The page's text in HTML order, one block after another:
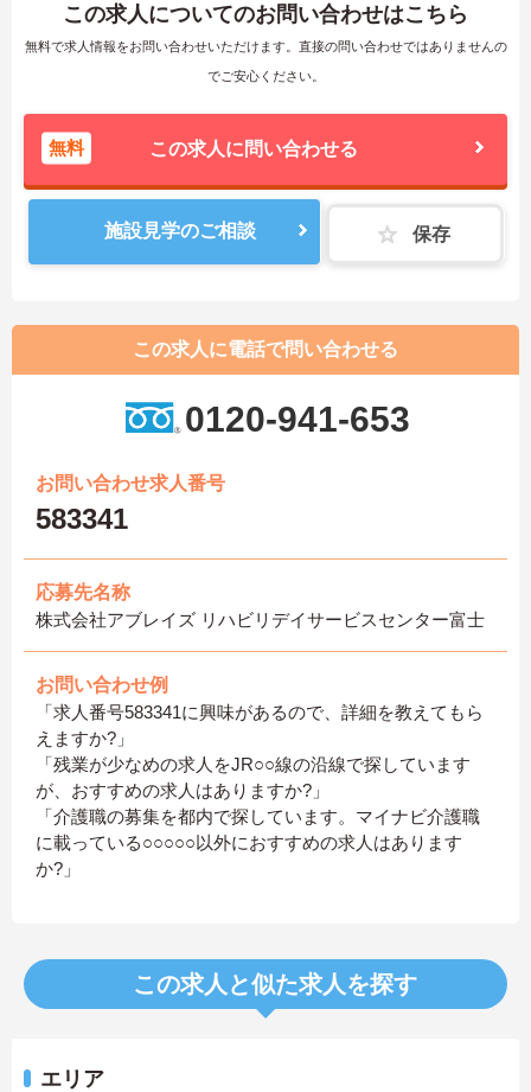
この求人についてのお問い合わせはこちら
無料で求人情報をお問い合わせいただけます。直接の問い合わせではありませんの
でご安心ください。
無料 この求人に問い合わせる
施設見学のご相談 保存
この求人に電話で問い合わせる
0120-941-653
お問い合わせ求人番号
583341
応募先名称
株式会社アブレイズ リハビリデイサービスセンター富士
お問い合わせ例
「求人番号583341に興味があるので、詳細を教えてもら
えますか?」
「残業が少なめの求人をJR○○線の沿線で探しています
が、おすすめの求人はありますか?」
「介護職の募集を都内で探しています。マイナビ介護職
に載っている○○○○○以外におすすめの求人はあります
か?」
この求人と似た求人を探す
エリア